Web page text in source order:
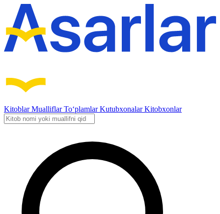
KitoblarMualliflarTo‘plamlarKutubxonalarKitobxonlar